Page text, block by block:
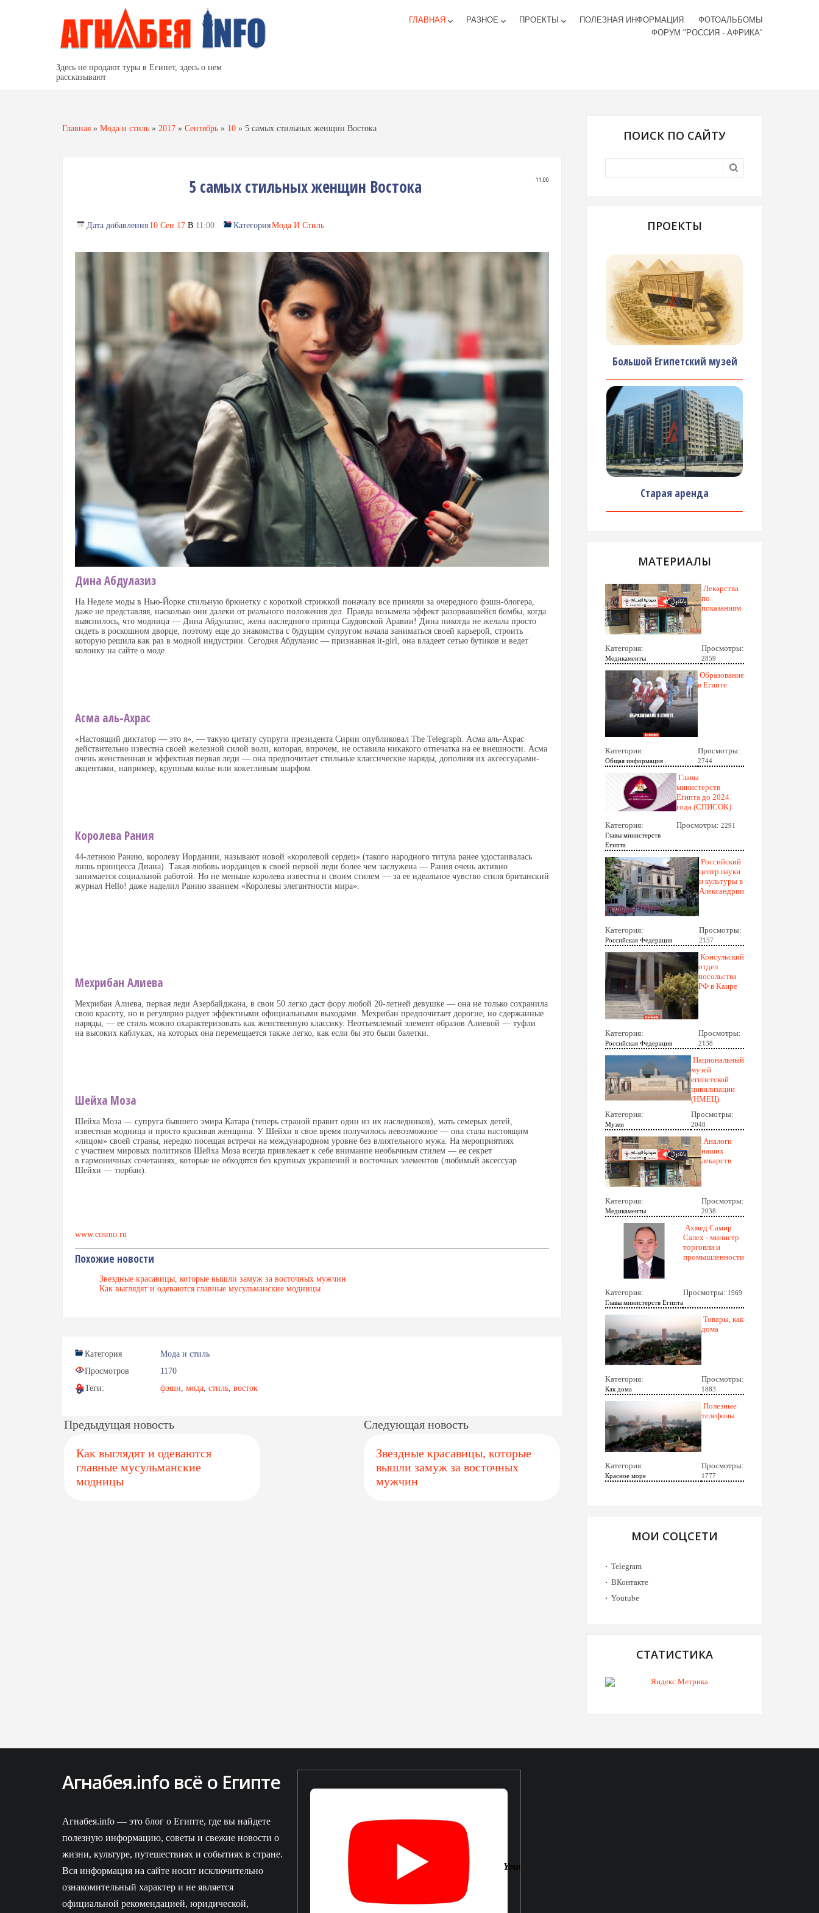
Здесь не продают туры в Египет, здесь о нем
рассказывают
ГЛАВНАЯ keyboard_arrow_down РАЗНОЕ keyboard_arrow_down ПРОЕКТЫ keyboard_arrow_down ПОЛЕЗНАЯ ИНФОРМАЦИЯ
ФОТОАЛЬБОМЫ
ФОРУМ "РОССИЯ - АФРИКА"
Главная » Мода и стиль » 2017 » Сентябрь » 10 » 5 самых стильных женщин Востока
11:00
5 самых стильных женщин Востока
Дата добавления 10 Сен 17 В 11:00 КатегорияМода И Стиль
Дина Абдулазиз
На Неделе моды в Нью-Йорке стильную брюнетку с короткой стрижкой поначалу все приняли за очередного фэшн-блогера,
даже не представляя, насколько они далеки от реального положения дел. Правда возымела эффект разорвавшейся бомбы, когда
выяснилось, что модница — Дина Абдулазис, жена наследного принца Саудовской Аравии! Дина никогда не желала просто
сидеть в роскошном дворце, поэтому еще до знакомства с будущим супругом начала заниматься своей карьерой, строить
которую решила как раз в модной индустрии. Сегодня Абдулазис — признанная it-girl, она владеет сетью бутиков и ведет
колонку на сайте о моде.
Асма аль-Ахрас
«Настоящий диктатор — это я», — такую цитату супруги президента Сирии опубликовал The Telegraph. Асма аль-Ахрас
действительно известна своей железной силой воли, которая, впрочем, не оставила никакого отпечатка на ее внешности. Асма
очень женственная и эффектная первая леди — она предпочитает стильные классические наряды, дополняя их аксессуарами-
акцентами, например, крупным колье или кокетливым шарфом.
Королева Рания
44-летнюю Ранию, королеву Иордании, называют новой «королевой сердец» (такого народного титула ранее удостаивалась
лишь принцесса Диана). Такая любовь иорданцев к своей первой леди более чем заслужена — Рания очень активно
занимается социальной работой. Но не меньше королева известна и своим стилем — за ее идеальное чувство стиля британский
журнал Hello! даже наделил Ранию званием «Королевы элегантности мира».
Мехрибан Алиева
Мехрибан Алиева, первая леди Азербайджана, в свои 50 легко даст фору любой 20-летней девушке — она не только сохранила
свою красоту, но и регулярно радует эффектными официальными выходами. Мехрибан предпочитает дорогие, но сдержанные
наряды, — ее стиль можно охарактеризовать как женственную классику. Неотъемлемый элемент образов Алиевой — туфли
на высоких каблуках, на которых она перемещается также легко, как если бы это были балетки.
Шейха Моза
Шейха Моза — супруга бывшего эмира Катара (теперь страной правит один из их наследников), мать семерых детей,
известная модница и просто красивая женщина. У Шейхи в свое время получилось невозможное — она стала настоящим
«лицом» своей страны, нередко посещая встречи на международном уровне без влиятельного мужа. На мероприятиях
с участием мировых политиков Шейха Моза всегда привлекает к себе внимание необычным стилем — ее секрет
в гармоничных сочетаниях, которые не обходятся без крупных украшений и восточных элементов (любимый аксессуар
Шейхи — тюрбан).
www.cosmo.ru
Похожие новости
Звездные красавицы, которые вышли замуж за восточных мужчин
Как выглядят и одеваются главные мусульманские модницы
Категория
Мода и стиль
Просмотров
1170
Теги:
фэшн мода стиль восток
Предыдущая новость Следующая новость
Как выглядят и одеваются
главные мусульманские
модницы
Звездные красавицы, которые
вышли замуж за восточных
мужчин
ПОИСК ПО САЙТУ
ПРОЕКТЫ
Большой Египетский музей
Старая аренда
МАТЕРИАЛЫ
Лекарства
по
показаниям
Категория:
Медикаменты
Просмотры:
2859
Образование
в Египте
Категория:
Общая информация
Просмотры:
2744
Главы
министерств
Египта до 2024
года (СПИСОК)
Категория:
Главы министерств
Египта
Просмотры: 2291
Российский
центр науки
и культуры в
Александрии
Категория:
Российская Федерация
Просмотры:
2157
Консульский
отдел
посольства
РФ в Каире
Категория:
Российская Федерация
Просмотры:
2138
Национальный
музей
египетской
цивилизации
(НМЕЦ)
Категория:
Музеи
Просмотры:
2048
Аналоги
наших
лекарств
Категория:
Медикаменты
Просмотры:
2038
Ахмед Самир
Салех - министр
торговли и
промышленности
Категория:
Главы министерств Египта
Просмотры: 1969
Товары, как
дома
Категория:
Как дома
Просмотры:
1883
Полезные
телефоны
Категория:
Красное море
Просмотры:
1777
МОИ СОЦСЕТИ
Telegram
ВКонтакте
Youtube
СТАТИСТИКА
Агнабея.info всё о Египте
Агнабея.info — это блог о Египте, где вы найдете
полезную информацию, советы и свежие новости о
жизни, культуре, путешествиях и событиях в стране.
Вся информация на сайте носит исключительно
ознакомительный характер и не является
официальной рекомендацией, юридической,
Youtube